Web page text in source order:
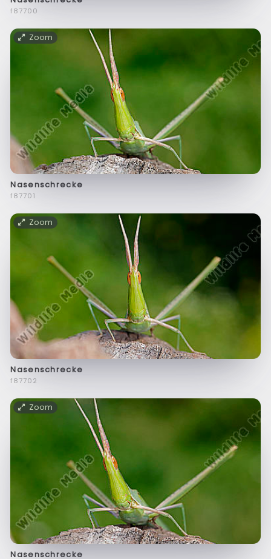
f87700
Zoom
Nasenschrecke
f87701
Zoom
Nasenschrecke
f87702
Zoom
Nasenschrecke